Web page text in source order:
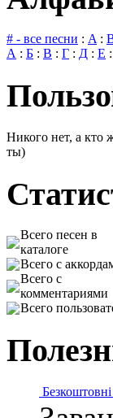
# - все песни : A:
А : Б : В : Г : Д : Е :
Никого нет, а кто
ты)
Всего песен в
каталоге
Всего с
Всего с
комментариями
Всего